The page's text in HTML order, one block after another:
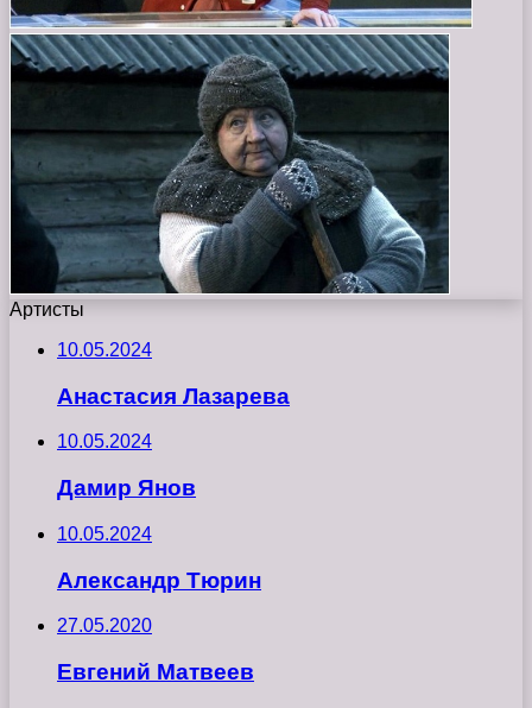
Артисты
10.05.2024
Анастасия Лазарева
10.05.2024
Дамир Янов
10.05.2024
Александр Тюрин
27.05.2020
Евгений Матвеев